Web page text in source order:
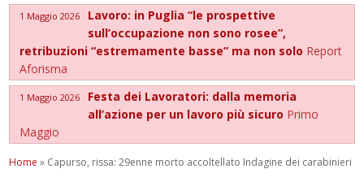
1 Maggio 2026
Lavoro: in Puglia “le prospettive
sull’occupazione non sono rosee”,
retribuzioni “estremamente basse” ma non solo Report
Aforisma
1 Maggio 2026
Festa dei Lavoratori: dalla memoria
all’azione per un lavoro più sicuro Primo
Maggio
Home » Capurso, rissa: 29enne morto accoltellato Indagine dei carabinieri